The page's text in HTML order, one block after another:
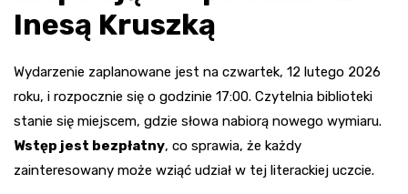
Inesą Kruszką
Wydarzenie zaplanowane jest na czwartek, 12 lutego 2026
roku, i rozpocznie się o godzinie 17:00. Czytelnia biblioteki
stanie się miejscem, gdzie słowa nabiorą nowego wymiaru.
Wstęp jest bezpłatny, co sprawia, że każdy
zainteresowany może wziąć udział w tej literackiej uczcie.